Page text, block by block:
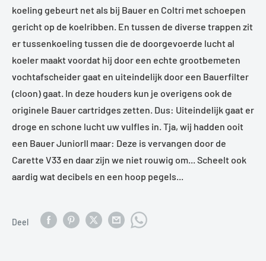
koeling gebeurt net als bij Bauer en Coltri met schoepen
gericht op de koelribben. En tussen de diverse trappen zit
er tussenkoeling tussen die de doorgevoerde lucht al
koeler maakt voordat hij door een echte grootbemeten
vochtafscheider gaat en uiteindelijk door een Bauerfilter
(cloon) gaat. In deze houders kun je overigens ook de
originele Bauer cartridges zetten. Dus: Uiteindelijk gaat er
droge en schone lucht uw vulfles in. Tja, wij hadden ooit
een Bauer JuniorII maar: Deze is vervangen door de
Carette V33 en daar zijn we niet rouwig om... Scheelt ook
aardig wat decibels en een hoop pegels...
Deel